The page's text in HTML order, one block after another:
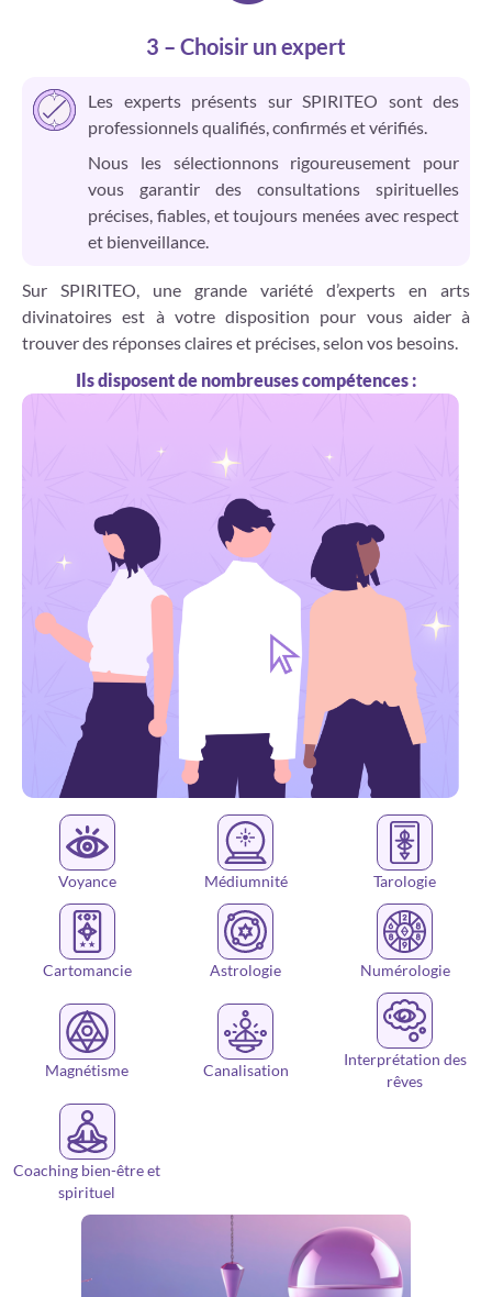
3 – Choisir un expert
Les experts présents sur SPIRITEO sont des
professionnels qualifiés, confirmés et vérifiés.
Nous les sélectionnons rigoureusement pour
vous garantir des consultations spirituelles
précises, fiables, et toujours menées avec respect
et bienveillance.
Sur SPIRITEO, une grande variété d’experts en arts
divinatoires est à votre disposition pour vous aider à
trouver des réponses claires et précises, selon vos besoins.
Ils disposent de nombreuses compétences :
Voyance Médiumnité Tarologie
Cartomancie Astrologie Numérologie
Magnétisme Canalisation
Interprétation des
rêves
Coaching bien-être et
spirituel